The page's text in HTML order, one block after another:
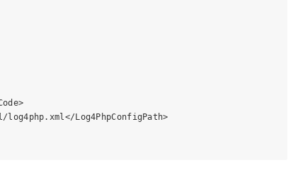
log4php.xml</Log4PhpConfigPath>